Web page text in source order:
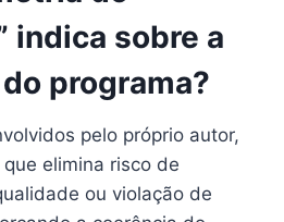
indica sobre a
programa?
pelo próprio autor,
elimina risco de
ou violação de